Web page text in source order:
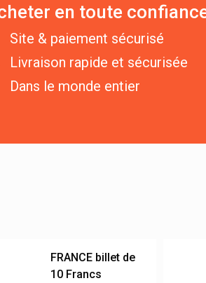
en toute
Site & paiement sécurisé
Livraison rapide et sécurisée
Dans le monde entier
FRANCE billet de
10 Francs